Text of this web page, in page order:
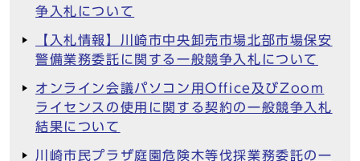
争入札について
【入札情報】川崎市中央卸売市場北部市場保安
警備業務委託に関する一般競争入札について
オンライン会議パソコン用Office及びZoom
ライセンスの使用に関する契約の一般競争入札
結果について
川崎市民プラザ庭園危険木等伐採業務委託の一